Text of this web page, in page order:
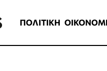
ΠΟΛΙΤΙΚΗ